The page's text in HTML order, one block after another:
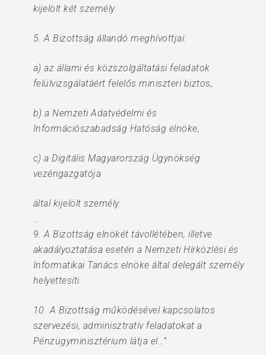
kijelölt két személy.
5. A Bizottság állandó meghívottjai:
a) az állami és közszolgáltatási feladatok
felülvizsgálatáért felelős miniszteri biztos,
b) a Nemzeti Adatvédelmi és
Információszabadság Hatóság elnöke,
c) a Digitális Magyarország Ügynökség
vezérigazgatója
által kijelölt személy.
…
9. A Bizottság elnökét távollétében, illetve
akadályoztatása esetén a Nemzeti Hírközlési és
Informatikai Tanács elnöke által delegált személy
helyettesíti.
10. A Bizottság működésével kapcsolatos
szervezési, adminisztratív feladatokat a
Pénzügyminisztérium látja el…”